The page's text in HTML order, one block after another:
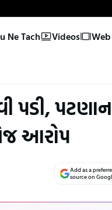
Ne Tach Videos
પડી,
આરોપ
Add as a
source on